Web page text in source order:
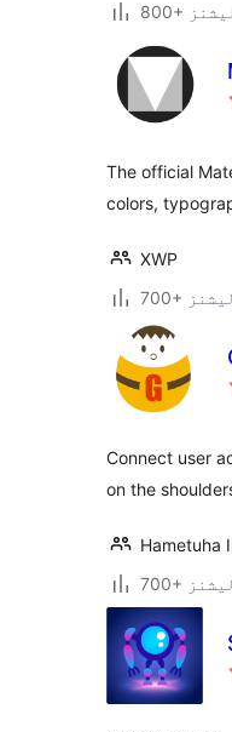
The official
colors,
XWP
Connect user
on the
Hametuha